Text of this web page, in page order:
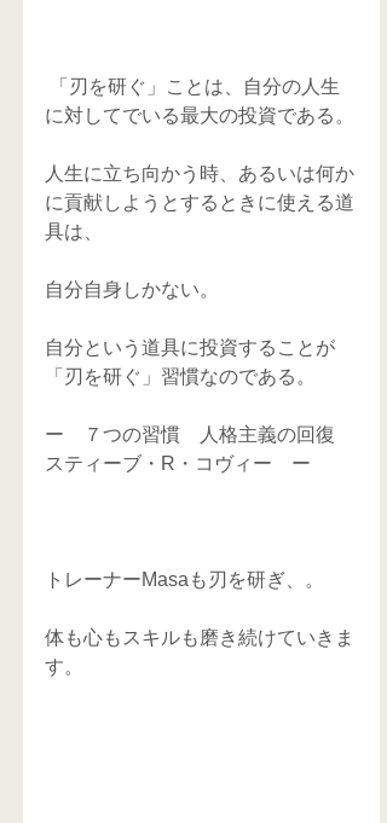
に対してでいる最大の投資である。
人生に立ち向かう時、あるいは何か
に貢献しようとするときに使える道
具は、
自分自身しかない。
自分という道具に投資することが
「刃を研ぐ」習慣なのである。
ー　７つの習慣　人格主義の回復
スティーブ・R・コヴィー　ー
トレーナーMasaも刃を研ぎ、。
体も心もスキルも磨き続けていきま
す。